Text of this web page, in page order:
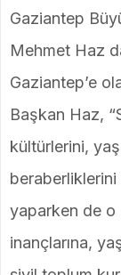
Gaziantep
Mehmet Haz
Gaziantep’e
Başkan Haz,
kültürlerini,
yaparken de o
inançlarına,